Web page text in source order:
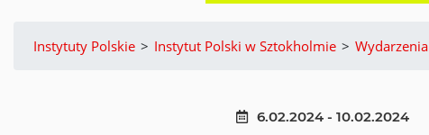
Instytuty Polskie > Instytut Polski w Sztokholmie > Wydarzenia
6.02.2024 - 10.02.2024